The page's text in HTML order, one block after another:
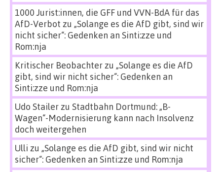
1000 Jurist:innen, die GFF und VVN-BdA für das
AfD-Verbot zu „Solange es die AfD gibt, sind wir
nicht sicher“: Gedenken an Sinti:zze und
Rom:nja
Kritischer Beobachterzu „Solange es die AfD
gibt, sind wir nicht sicher“: Gedenken an
Sinti:zze und Rom:nja
Udo Stailerzu Stadtbahn Dortmund: „B-
Wagen“-Modernisierung kann nach Insolvenz
doch weitergehen
Ulli zu „Solange es die AfD gibt, sind wir nicht
sicher“: Gedenken an Sinti:zze und Rom:nja